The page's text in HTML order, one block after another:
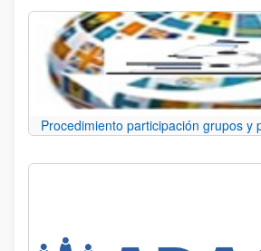
Procedimiento participación grupos y